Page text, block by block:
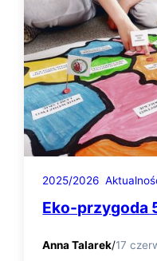
2025/2026
Eko-przygoda
Anna Talarek/17